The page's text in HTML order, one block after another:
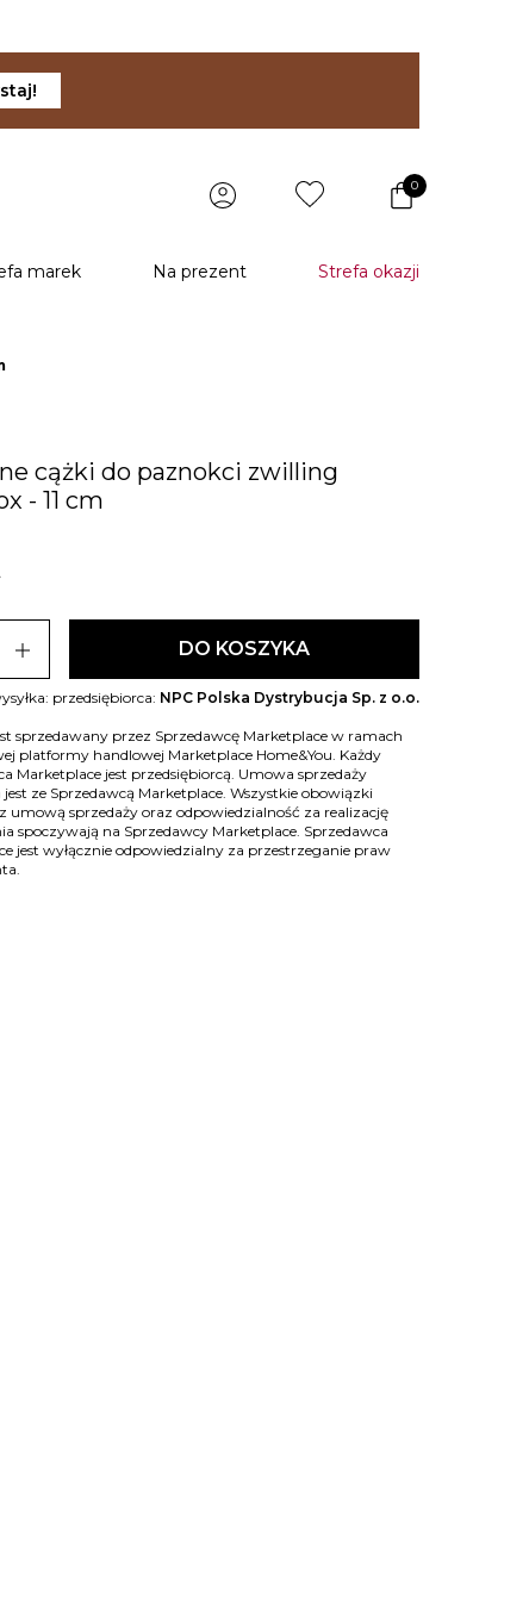
0
marek Na prezent Strefa okazji
cążki do paznokci zwilling
- 11 cm
add DO KOSZYKA
przedsiębiorca: NPC Polska Dystrybucja Sp. z o.o.
sprzedawany przez Sprzedawcę Marketplace w ramach
platformy handlowej Marketplace Home&You. Każdy
Marketplace jest przedsiębiorcą. Umowa sprzedaży
ze Sprzedawcą Marketplace. Wszystkie obowiązki
umową sprzedaży oraz odpowiedzialność za realizację
spoczywają na Sprzedawcy Marketplace. Sprzedawca
jest wyłącznie odpowiedzialny za przestrzeganie praw